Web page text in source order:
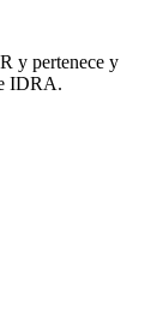
y pertenece y
IDRA.